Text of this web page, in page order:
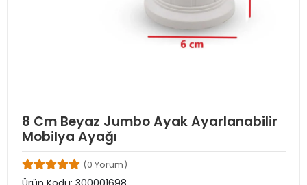
8 Cm Beyaz Jumbo Ayak Ayarlanabilir
Mobilya Ayağı
(0 Yorum)